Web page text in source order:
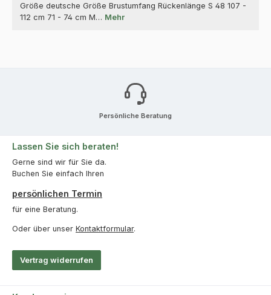
Größe deutsche Größe Brustumfang Rückenlänge S 48 107 -
112 cm 71 - 74 cm M… Mehr
Persönliche Beratung
Lassen Sie sich beraten!
Gerne sind wir für Sie da.
Buchen Sie einfach Ihren
persönlichen Termin
für eine Beratung.
Oder über unser Kontaktformular.
Vertrag widerrufen